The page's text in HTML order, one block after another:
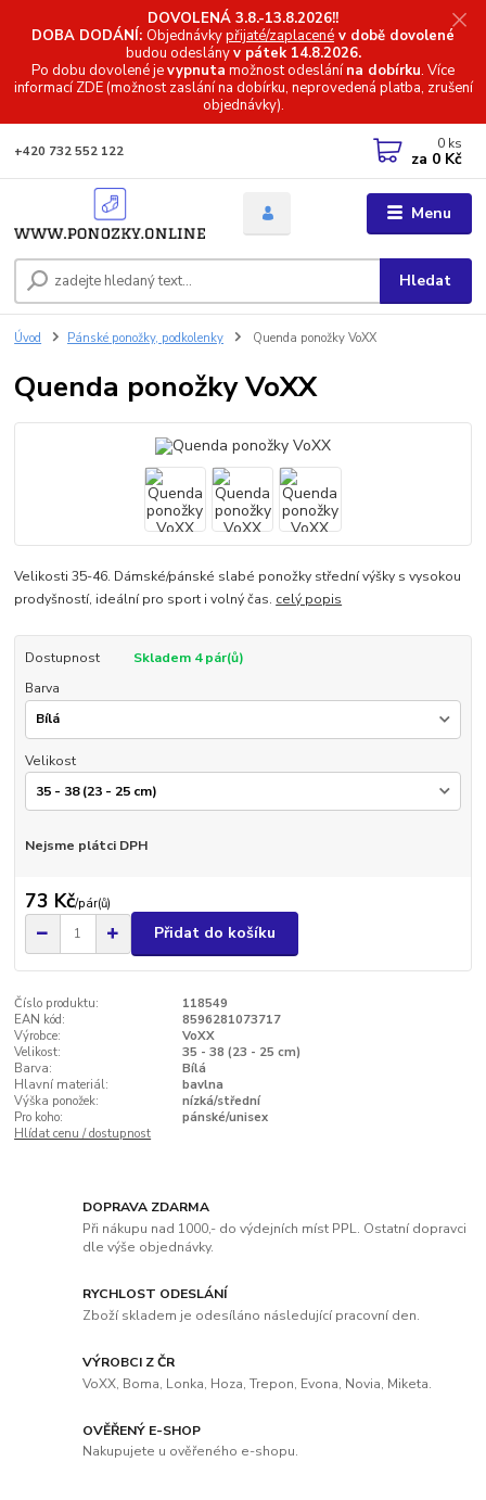
DOVOLENÁ 3.8.-13.8.2026!!
DOBA DODÁNÍ: Objednávkypřijaté/zaplacené v době dovolené
budou odeslányv pátek 14.8.2026.
Po dobu dovolené jevypnuta možnost odeslánína dobírku. Více
informacíZDE (možnost zaslání na dobírku, neprovedená platba, zrušení
objednávky).
Menu
Hledat
+420 732 552 122 0 ks
za 0 Kč
Úvod Pánské ponožky, podkolenky Quenda ponožky VoXX
Quenda ponožky VoXX
Velikosti 35-46. Dámské/pánské slabé ponožky střední výšky s vysokou
prodyšností, ideální pro sport i volný čas. celý popis
Dostupnost
Skladem 4 pár(ů)
Barva
Velikost
Nejsme plátci DPH
73 Kč/pár(ů)
Přidat do košíku
Číslo produktu:
118549
EAN kód:
8596281073717
Výrobce:
VoXX
Velikost:
35 - 38 (23 - 25 cm)
Barva:
Bílá
Hlavní materiál:
bavlna
Výška ponožek:
nízká/střední
Pro koho:
pánské/unisex
Hlídat cenu / dostupnost
DOPRAVA ZDARMA
Při nákupu nad 1000,- do výdejních míst PPL. Ostatní dopravci
dle výše objednávky.
RYCHLOST ODESLÁNÍ
Zboží skladem je odesíláno následující pracovní den.
VÝROBCI Z ČR
VoXX, Boma, Lonka, Hoza, Trepon, Evona, Novia, Miketa.
OVĚŘENÝ E-SHOP
Nakupujete u ověřeného e-shopu.